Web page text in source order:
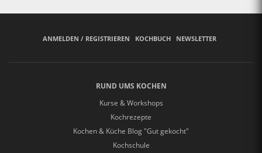
ANMELDEN / REGISTRIEREN KOCHBUCH NEWSLETTER
RUND UMS KOCHEN
Kurse & Workshops
Kochrezepte
Kochen & Küche Blog "Gut gekocht"
Kochschule